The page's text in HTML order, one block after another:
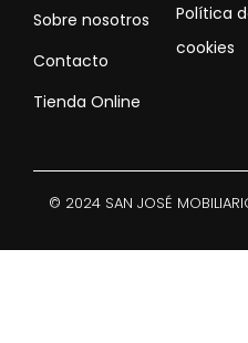
Sobre nosotros
Contacto
Tienda Online
Política
cookies
© 2024 SAN JOSÉ